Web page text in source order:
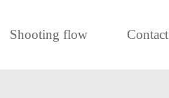
Shooting flow Contact